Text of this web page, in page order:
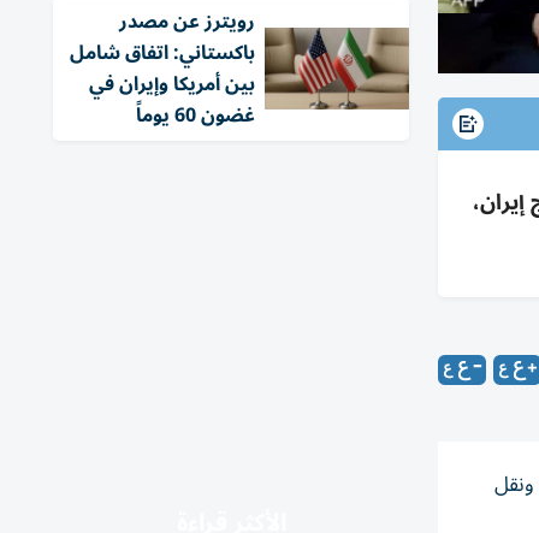
ونقل
‏رويترز عن مصدر
باكستاني: اتفاق شامل
بين أمريكا وإيران في
غضون 60 يوماً